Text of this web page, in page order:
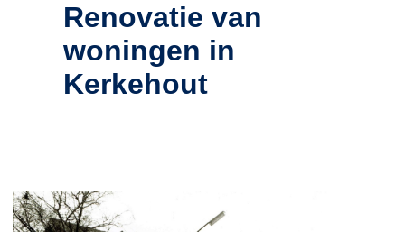
Renovatie van
woningen in
Kerkehout